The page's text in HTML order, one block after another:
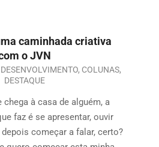
caminhada criativa
o JVN
, COLUNAS,
DESTAQUE
chega à casa de alguém, a
faz é se apresentar, ouvir
começar a falar, certo?